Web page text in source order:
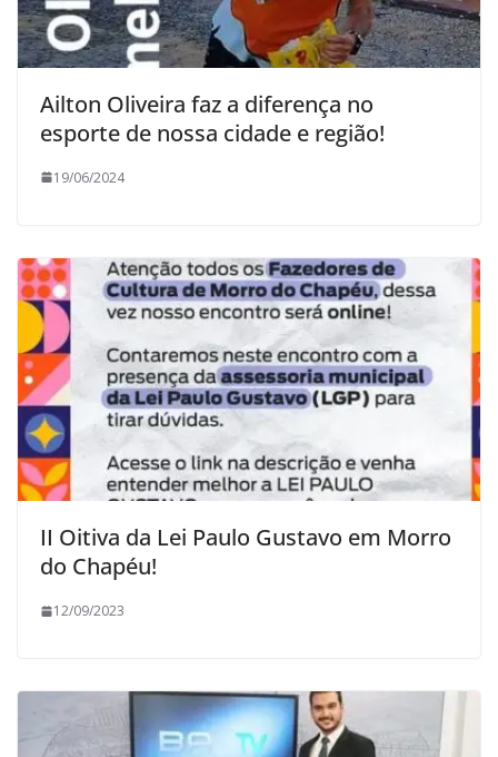
Ailton Oliveira faz a diferença no
esporte de nossa cidade e região!
19/06/2024
II Oitiva da Lei Paulo Gustavo em Morro
do Chapéu!
12/09/2023